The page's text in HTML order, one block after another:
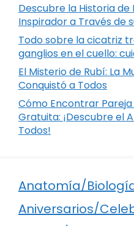
Descubre la Historia de
Inspirador a Través de
Todo sobre la cicatriz
ganglios en el cuello:
El Misterio de Rubí: La
Conquistó a Todos
Cómo Encontrar
Gratuita: ¡Descubre el
Todos!
Anatomía/
Aniversarios/